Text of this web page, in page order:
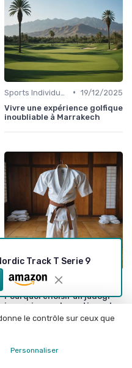
• 19/12/2025
Vivre une expérience golfique
inoubliable à Marrakech
Sports Individuels et Collectifs
Pourquoi choisir un judogi
japonais pour la pratique du
Track T Serie 9
le contrôle sur ceux que
Personnaliser